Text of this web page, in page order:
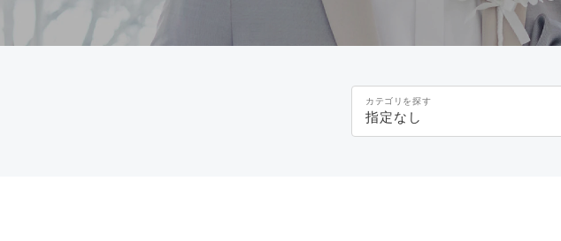
カテゴリを探す
指定なし